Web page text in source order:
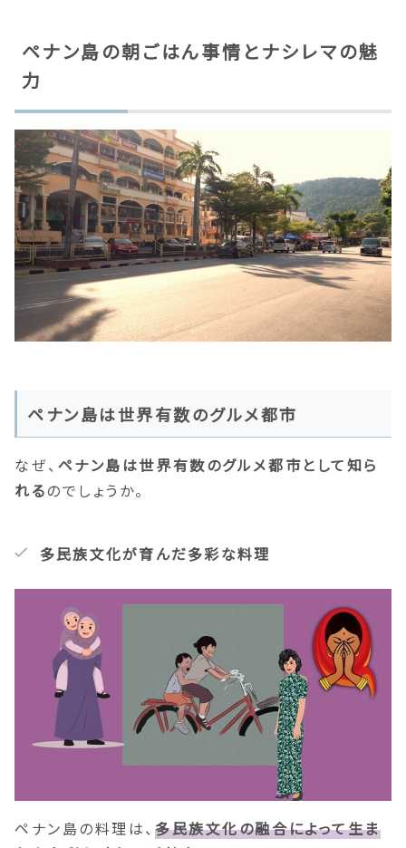
ペナン島の朝ごはん事情とナシレマの魅
力
ペナン島は世界有数のグルメ都市
なぜ、 ペナン島は世界有数のグルメ都市として知ら
れるのでしょうか。
多民族文化が育んだ多彩な料理
ペナン島の料理は、多民族文化の融合によって生ま